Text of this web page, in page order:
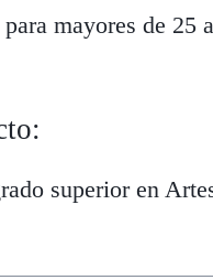
mayores de 25
superior en